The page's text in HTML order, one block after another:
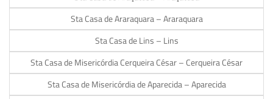
Sta Casa de Araraquara – Araraquara
Sta Casa de Lins – Lins
Sta Casa de Misericórdia Cerqueira César – Cerqueira César
Sta Casa de Misericórdia de Aparecida – Aparecida